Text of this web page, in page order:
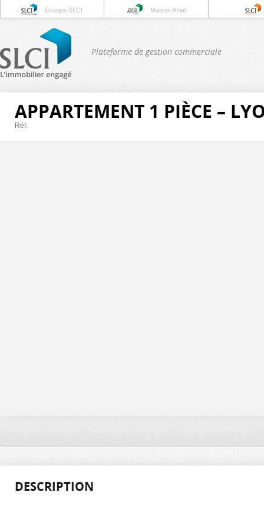
Groupe SLCI Maison Axial
Plateforme de gestion commerciale
APPARTEMENT 1 PIÈCE –
Réf.
DESCRIPTION